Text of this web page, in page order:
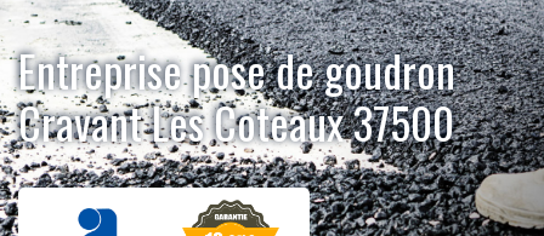
Entreprise pose de goudron
Cravant Les Coteaux 37500